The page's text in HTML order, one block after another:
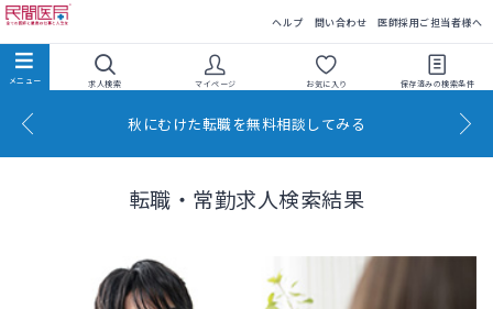
ヘルプ 問い合わせ 医師採用ご担当者様へ
求人検索 マイページ お気に入り 保存済みの検索条件
秋にむけた転職を無料相談してみる
転職・常勤求人検索結果